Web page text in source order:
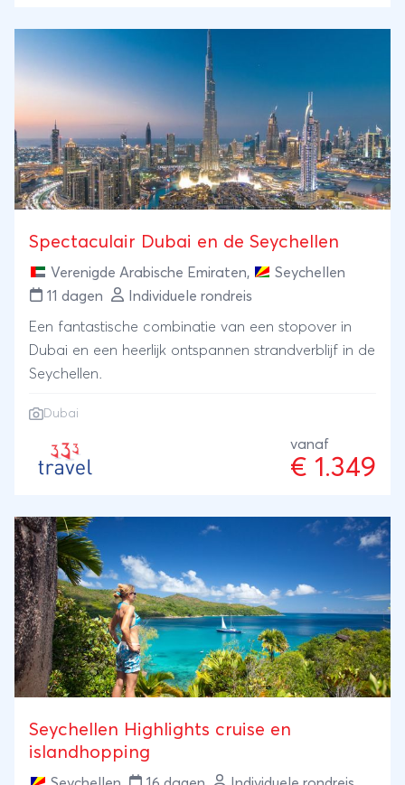
kameleons en proeft het dagelijkse leven buiten de
grote stad. Na al dat avontuur ruil je de jungle en
hooglanden in voor zee, strand en rust. Een reis met
veel afwisseling, stijlvolle slaapplekken en een heerlijk
ontspannen einde.
Spectaculair Dubai en de Seychellen
Verenigde Arabische Emiraten,
Seychellen
11 dagen
Individuele rondreis
Een fantastische combinatie van een stopover in
Dubai en een heerlijk ontspannen strandverblijf in de
Seychellen.
Dubai
vanaf
€ 1.349
Seychellen Highlights cruise en
islandhopping